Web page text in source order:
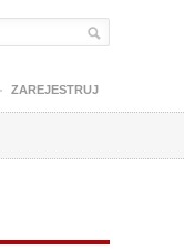
ZAREJESTRUJ